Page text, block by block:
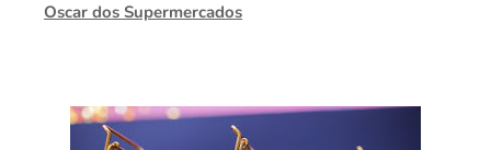
Oscar dos Supermercados